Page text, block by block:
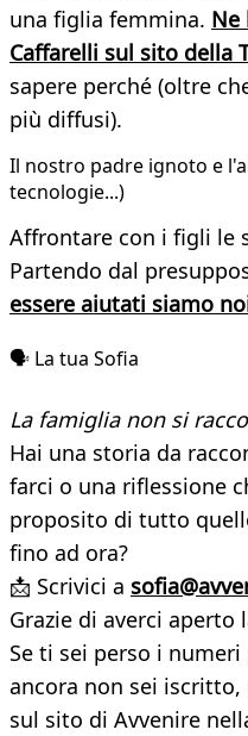
una figlia femmina. Ne
Caffarelli sul sito della
sapere perché (oltre
più diffusi).
Il nostro padre ignoto e
tecnologie...)
Affrontare con i figli le
Partendo dal
essere aiutati siamo
🗣️ La tua Sofia
La famiglia non si
Hai una storia da
farci o una riflessione
proposito di tutto
fino ad ora?
📩 Scrivici a
Grazie di averci aperto
Se ti sei perso i
ancora non sei iscritto,
sul sito di Avvenire